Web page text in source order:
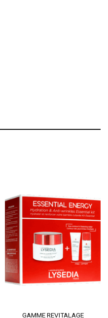
GAMME REVITALAGE